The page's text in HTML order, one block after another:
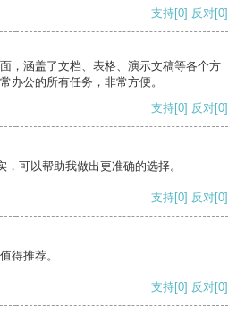
支持[0] 反对[0]
，涵盖了文档、表格、演示文稿等各个方
办公的所有任务，非常方便。
支持[0] 反对[0]
可以帮助我做出更准确的选择。
支持[0] 反对[0]
得推荐。
支持[0] 反对[0]